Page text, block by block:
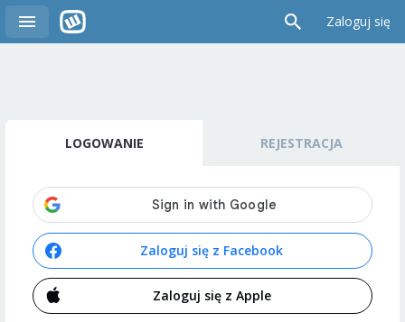
Zaloguj się
LOGOWANIE REJESTRACJA
Zaloguj się z Facebook
Zaloguj się z Apple